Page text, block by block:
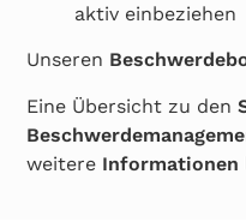
aktiv einbeziehen
Unseren
Eine Übersicht zu den
weitere Informationen